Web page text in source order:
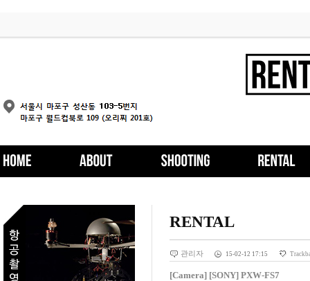
RENTAL
관리자 15-02-12 17:15
[Camera] [SONY] PXW-FS7